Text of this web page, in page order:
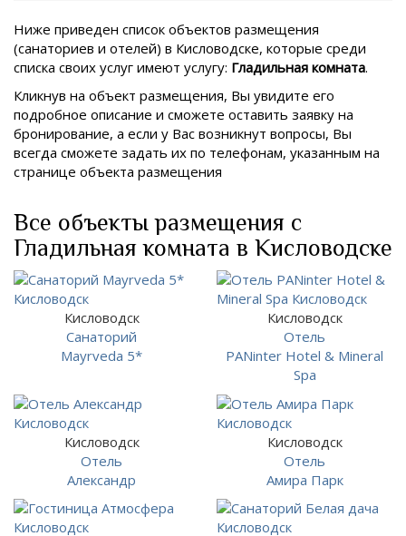
Ниже приведен список объектов размещения
(санаториев и отелей) в Кисловодске, которые среди
списка своих услуг имеют услугу: Гладильная комната.
Кликнув на объект размещения, Вы увидите его
подробное описание и сможете оставить заявку на
бронирование, а если у Вас возникнут вопросы, Вы
всегда сможете задать их по телефонам, указанным на
странице объекта размещения
Все объекты размещения с
Гладильная комната в Кисловодске
Кисловодск
Санаторий
Mayrveda 5*
Кисловодск
Отель
PANinter Hotel & Mineral
Spa
Кисловодск
Отель
Александр
Кисловодск
Отель
Амира Парк